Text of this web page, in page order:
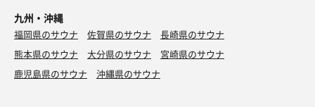
九州・沖縄
福岡県のサウナ 佐賀県のサウナ
長崎県のサウナ
熊本県のサウナ
大分県のサウナ
宮崎県のサウナ
鹿児島県のサウナ
沖縄県のサウナ